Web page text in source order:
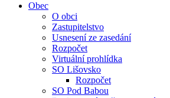
Obec
O obci
Zastupitelstvo
Usnesení ze zasedání
Rozpočet
Virtuální prohlídka
SO Lišovsko
Rozpočet
SO Pod Babou